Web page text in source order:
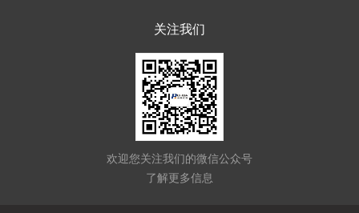
关注我们
欢迎您关注我们的微信公众号
了解更多信息